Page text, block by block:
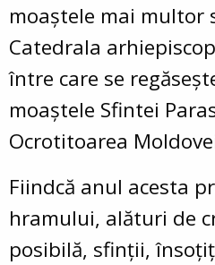
moaștele mai multor
Catedrala
între care se
moaștele Sfintei
Ocrotitoarea
Fiindcă anul acesta
hramului, alături de
posibilă, sfinții,